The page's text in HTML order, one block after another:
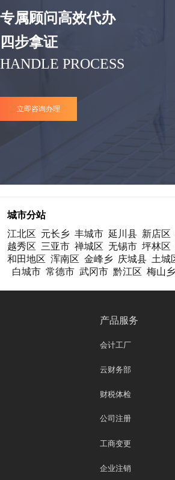
专属顾问高效代办
四步拿证
HANDLE PROCESS
立即咨询办理
城市分站
江北区 元长乡 丰城市 延川县 新店区
越秀区 三亚市 禅城区 无锡市 坪林区
和田地区 浑南区 金峰乡 庆城县 土城
白城市 常德市 武冈市 黔江区 梅山乡
产品服务
会计工厂
云财务部
财税体检
公司注册
工商变更
企业注销